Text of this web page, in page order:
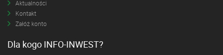
Aktualności
Kontakt
Załóż konto
Dla kogo INFO-INWEST?